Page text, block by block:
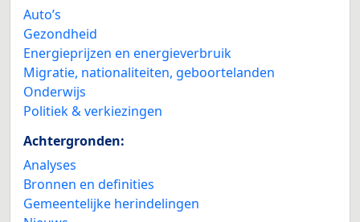
Auto’s
Gezondheid
Energieprijzen en energieverbruik
Migratie, nationaliteiten, geboortelanden
Onderwijs
Politiek & verkiezingen
Achtergronden:
Analyses
Bronnen en definities
Gemeentelijke herindelingen